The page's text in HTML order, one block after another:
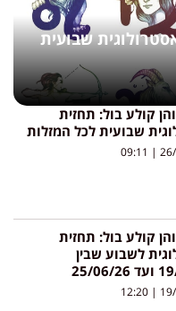
שבועית
קולע בול: תחזית
שבועית לכל המזלות
קולע בול: תחזית
לשבוע שבין
26